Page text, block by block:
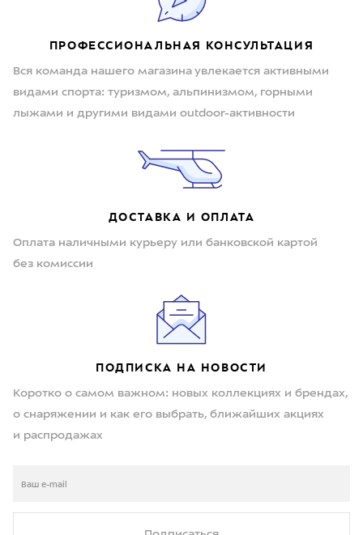
ПРОФЕССИОНАЛЬНАЯ КОНСУЛЬТАЦИЯ
Вся команда нашего магазина увлекается активными
видами спорта: туризмом, альпинизмом, горными
лыжами и другими видами outdoor-активности
ДОСТАВКА И ОПЛАТА
Оплата наличными курьеру или банковской картой
без комиссии
ПОДПИСКА НА НОВОСТИ
Коротко о самом важном: новых коллекциях и брендах,
о снаряжении и как его выбрать, ближайших акциях
и распродажах